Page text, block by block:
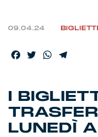
Fortissimo batte il
09.04.24
Facebook
TwitterWhatsApp
I
LUNEDÌ